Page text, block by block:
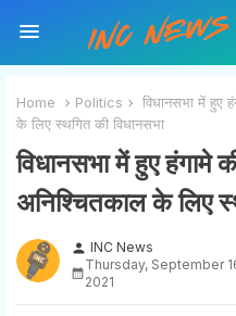
Home Politics
विधानसभा में हुए
के लिए स्थगित की विधानसभा
विधानसभा में हुए हंगामे
अनिश्चितकाल के लिए
person INC News
Thursday, September
2021